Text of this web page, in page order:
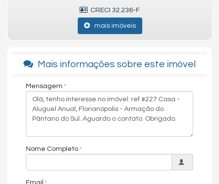
Diogo Fernando Imóveis - Aluguel, Compra e Vendas
Viva Floripa Imóveis - Aluguel, Compra e Vendas
As informações estão sujeitas a alterações. Consulte o corretor
responsável.
Chave do anúncio: 2vqSUUgXyc2qK34O
CRECI 32.236-F
mais imóveis
Mais informações sobre este imóvel
Mensagem
Nome Completo
Email